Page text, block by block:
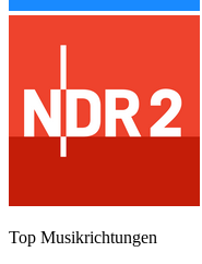
Top Musikrichtungen